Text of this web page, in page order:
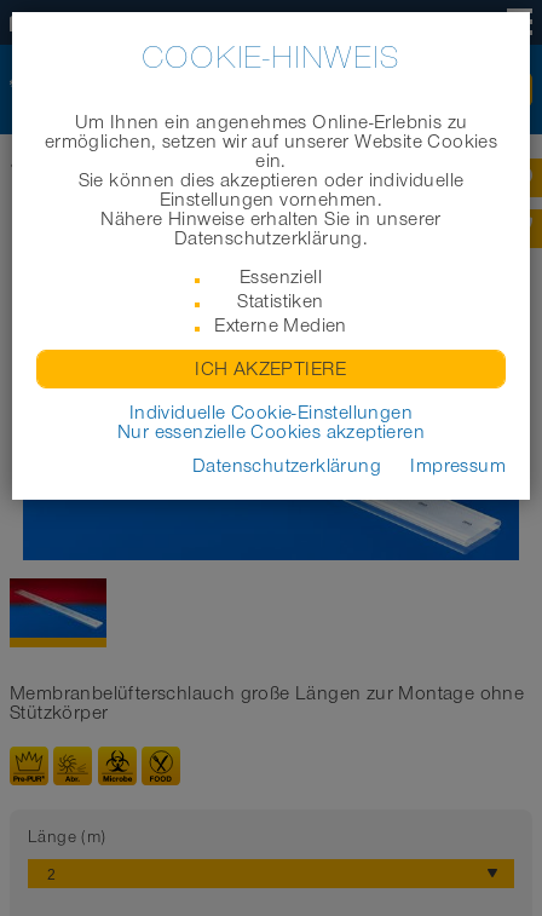
Belüftungstechnik
PRO₂AIR PRE-PUR 622
Membranbelüfterschlauch große Längen zur Montage ohne
Stützkörper
Länge (m)
COOKIE-HINWEIS
Um Ihnen ein angenehmes Online-Erlebnis zu
ermöglichen, setzen wir auf unserer Website Cookies
ein.
Sie können dies akzeptieren oder individuelle
Einstellungen vornehmen.
Nähere Hinweise erhalten Sie in unserer
Datenschutzerklärung.
Essenziell
Statistiken
Externe Medien
ICH AKZEPTIERE
Individuelle Cookie-Einstellungen
Nur essenzielle Cookies akzeptieren
Datenschutzerklärung
Impressum